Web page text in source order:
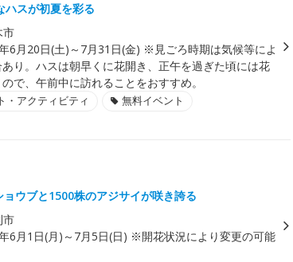
ハスが初夏を彩る
市
6月20日(土)～7月31日(金) ※見ごろ時期は気候等によ
あり。ハスは朝早くに花開き、正午を過ぎた頃には花
で、午前中に訪れることをおすすめ。
・アクティビティ 無料イベント
ョウブと1500株のアジサイが咲き誇る
市
6月1日(月)～7月5日(日) ※開花状況により変更の可能